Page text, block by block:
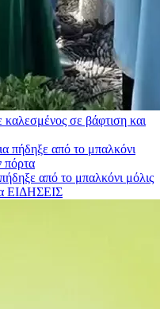
σε βάφτιση και
από το μπαλκόνι μόλις
ΕΙΔΗΣΕΙΣ